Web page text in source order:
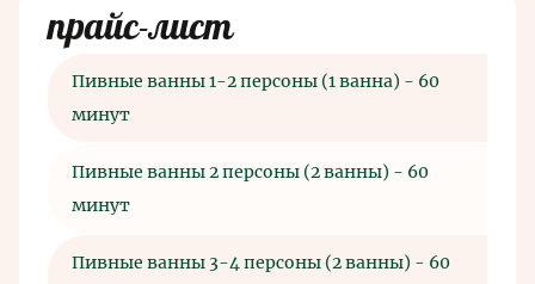
прайс-лист
Пивные ванны 1-2 персоны (1 ванна) - 60
минут
Пивные ванны 2 персоны (2 ванны) - 60
минут
Пивные ванны 3-4 персоны (2 ванны) - 60